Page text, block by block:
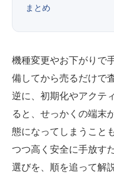
まとめ
機種変更やお下がりで
備してから売るだけで
逆に、初期化やアクテ
ると、せっかくの端末
態になってしまうこと
つつ高く安全に手放す
選びを、順を追って解